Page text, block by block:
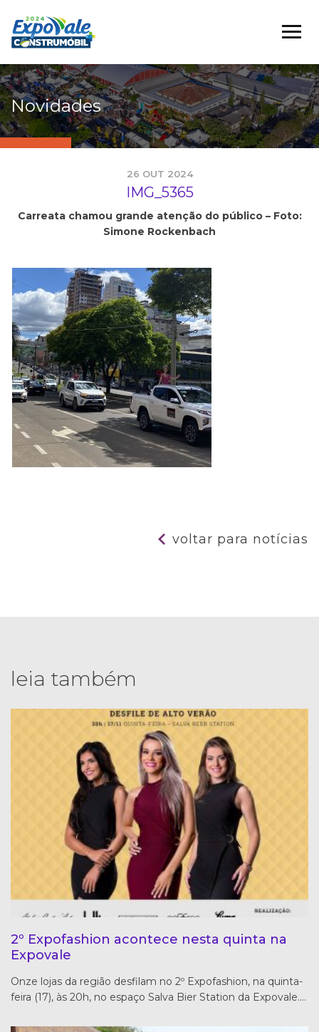
Novidades
26 OUT 2024
IMG_5365
Carreata chamou grande atenção do público – Foto:
Simone Rockenbach
voltar para notícias
leia também
2º Expofashion acontece nesta quinta na
Expovale
Onze lojas da região desfilam no 2º Expofashion, na quinta-
feira (17), às 20h, no espaço Salva Bier Station da Expovale.…